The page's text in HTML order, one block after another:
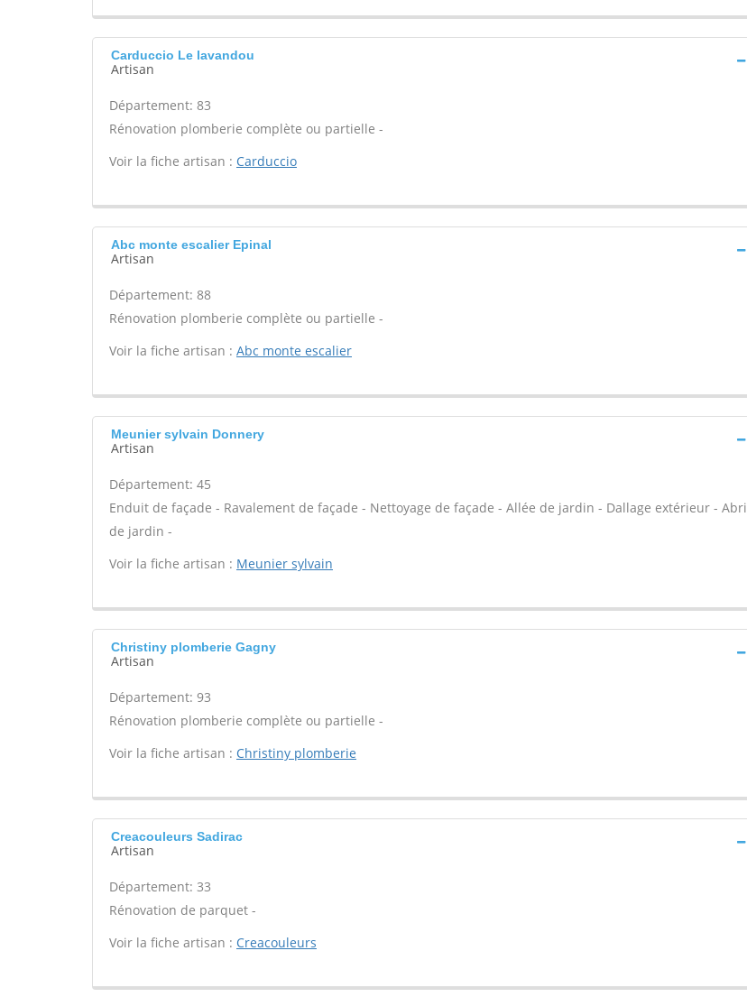
Carduccio Le lavandou
Artisan
Département: 83
Rénovation plomberie complète ou partielle -
Voir la fiche artisan : Carduccio
Abc monte escalier Epinal
Artisan
Département: 88
Rénovation plomberie complète ou partielle -
Voir la fiche artisan : Abc monte escalier
Meunier sylvain Donnery
Artisan
Département: 45
Enduit de façade - Ravalement de façade - Nettoyage de façade - Allée de jardin - Dallage extérieur - Abri
de jardin -
Voir la fiche artisan : Meunier sylvain
Christiny plomberie Gagny
Artisan
Département: 93
Rénovation plomberie complète ou partielle -
Voir la fiche artisan : Christiny plomberie
Creacouleurs Sadirac
Artisan
Département: 33
Rénovation de parquet -
Voir la fiche artisan : Creacouleurs